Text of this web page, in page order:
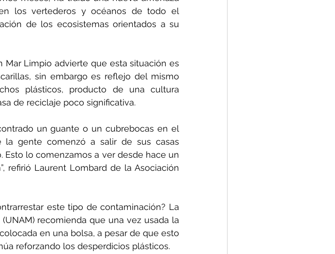
los vertederos y océanos de todo el
de los ecosistemas orientados a su
Mar Limpio advierte que esta situación es
sin embargo es reflejo del mismo
plásticos, producto de una cultura
de reciclaje poco significativa.
un guante o un cubrebocas en el
la gente comenzó a salir de sus casas
Esto lo comenzamos a ver desde hace un
refirió Laurent Lombard de la Asociación
este tipo de contaminación? La
recomienda que una vez usada la
en una bolsa, a pesar de que esto
reforzando los desperdicios plásticos.